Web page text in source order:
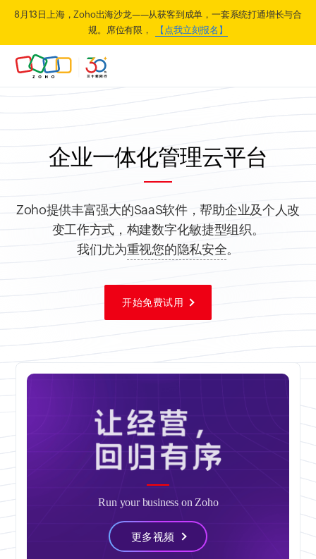
8月13日上海，Zoho出海沙龙——从获客到成单，一套系统打通增长与合
规。席位有限，
【点我立刻报名】
企业一体化管理云平台
Zoho提供丰富强大的SaaS软件，帮助企业及个人改
变工作方式，构建数字化敏捷型组织。
我们尤为重视您的隐私安全。
开始免费试用
出海增长实战沙龙
立即报名
Run your business on Zoho
更多视频